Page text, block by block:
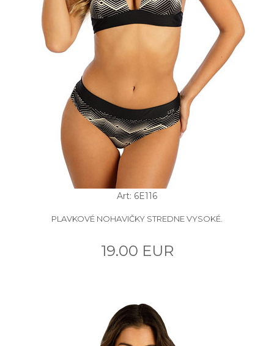
Art: 6E116
PLAVKOVÉ NOHAVIČKY STREDNE VYSOKÉ.
19.00 EUR